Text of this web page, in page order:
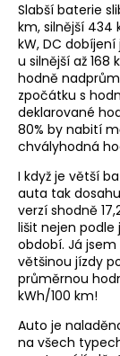
Slabší baterie
km, silnější 434
kW, DC
u silnější až
hodně
zpočátku s
deklarované
80% by nabití
chvályhodná
I když je větší
auta tak
verzí shodně
lišit nejen podle
období. Já
většinou jízdy
průměrnou
kWh/100 km!
Auto je
na všech